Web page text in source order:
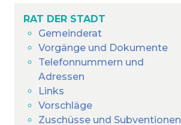
RAT DER STADT
Gemeinderat
Vorgänge und Dokumente
Telefonnummern und
Adressen
Links
Vorschläge
Zuschüsse und Subventionen